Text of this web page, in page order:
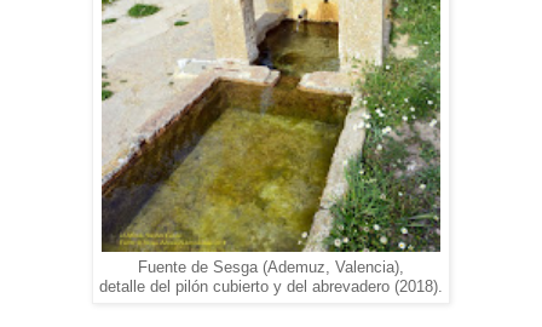
Fuente de Sesga (Ademuz, Valencia),
detalle del pilón cubierto y del abrevadero (2018).